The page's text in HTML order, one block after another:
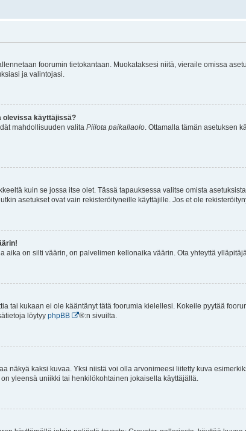
foorumin tietokantaan. Muokataksesi niitä, vieraile omissa
ja valintojasi.
olevissa käyttäjissä?
mahdollisuuden valita Piilota paikallaolo . Ottamalla tämän asetuksen
kuin se jossa itse olet. Tässä tapauksessa valitse omista
asetukset ovat vain rekisteröityneille käyttäjille. Jos et ole
aika on silti väärin, on palvelimen kellonaika väärin. Ota yhteyttä
tai kukaan ei ole kääntänyt tätä foorumia kielellesi. Kokeile pyytää
löytyy phpBB ®:n sivuilta.
näkyä kaksi kuvaa. Yksi niistä voi olla arvonimeesi liitetty kuva
yleensä uniikki tai henkilökohtainen jokaisella käyttäjällä.